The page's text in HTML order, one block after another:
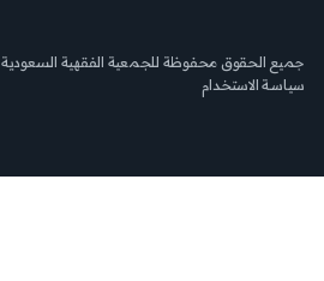
جميع الحقوق محفوظة للجمعية الفقهية السعودية 2026 |
سياسة الاستخدام